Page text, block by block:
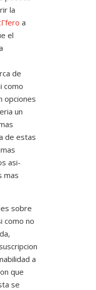
la
a
el
de
como
opciones
un
de estas
asi­
mas
sobre
como no
a
que
se